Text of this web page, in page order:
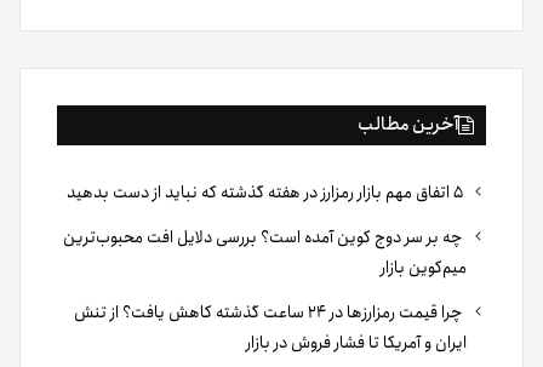
بوک
آخرین مطالب
چه بر سر دوج کوین آمده است؟ بررسی دلایل افت محبوب‌ترین
میم‌کوین بازار
چرا قیمت رمزارزها در ۲۴ ساعت گذشته کاهش یافت؟ از تنش
ایران و آمریکا تا فشار فروش در بازار